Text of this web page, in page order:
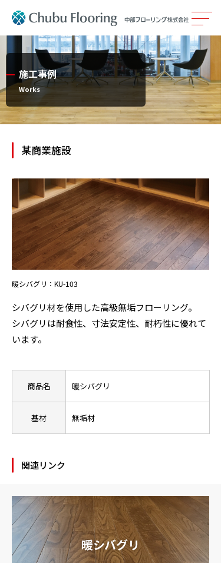
製品情報
カタログ
施工事例
メンテナンス
会社案内
採用情報
サステナビリティ
ニュース
お問い合わせ
施工事例
Works
某商業施設
暖シバグリ：KU-103
シバグリ材を使用した高級無垢フローリング。
シバグリは耐食性、寸法安定性、耐朽性に優れて
います。
商品名 暖シバグリ
基材 無垢材
関連リンク
暖シバグリ